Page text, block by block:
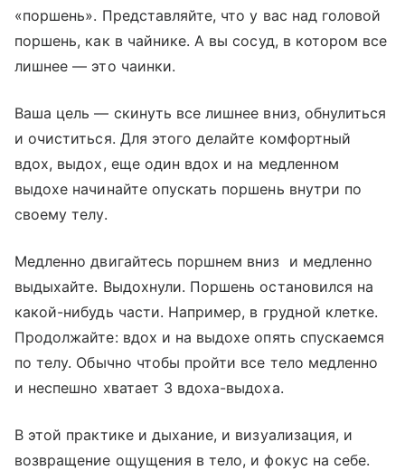
«поршень». Представляйте, что у вас над головой
поршень, как в чайнике. А вы сосуд, в котором все
лишнее — это чаинки.
Ваша цель — скинуть все лишнее вниз, обнулиться
и очиститься. Для этого делайте комфортный
вдох, выдох, еще один вдох и на медленном
выдохе начинайте опускать поршень внутри по
своему телу.
Медленно двигайтесь поршнем вниз и медленно
выдыхайте. Выдохнули. Поршень остановился на
какой-нибудь части. Например, в грудной клетке.
Продолжайте: вдох и на выдохе опять спускаемся
по телу. Обычно чтобы пройти все тело медленно
и неспешно хватает 3 вдоха-выдоха.
В этой практике и дыхание, и визуализация, и
возвращение ощущения в тело, и фокус на себе.